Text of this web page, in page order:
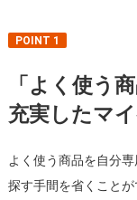
POINT 1
「よく使う
充実したマ
よく使う商品を自分
探す手間を省くことが